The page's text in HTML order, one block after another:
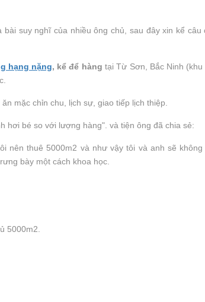
bài suy nghĩ của nhiều ông chủ, sau đây xin kể câu
hạng nặng, kể để hàng tại Từ Sơn, Bắc Ninh
mặc chỉn chu, lịch sự, giao tiếp lịch thiệp.
hơi bé so với lượng hàng". và tiện ông đã chia sẻ:
nên thuê 5000m2 và như vậy tôi và anh sẽ
bày một cách khoa học.
5000m2.